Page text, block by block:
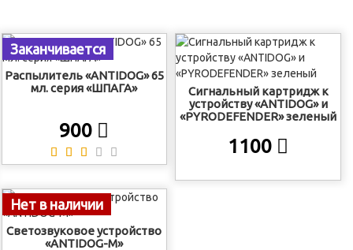
Заканчивается
Распылитель «ANTIDOG» 65
мл. серия «ШПАГА»
900
Сигнальный картридж к
устройству «ANTIDOG» и
«PYRODEFENDER» зеленый
1100
Нет в наличии
Светозвуковое устройство
«ANTIDOG-M»